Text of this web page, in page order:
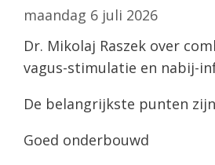
maandag 6 juli 2026
Dr. Mikolaj Raszek over
vagus-stimulatie en nabij-
De belangrijkste punten
Goed onderbouwd